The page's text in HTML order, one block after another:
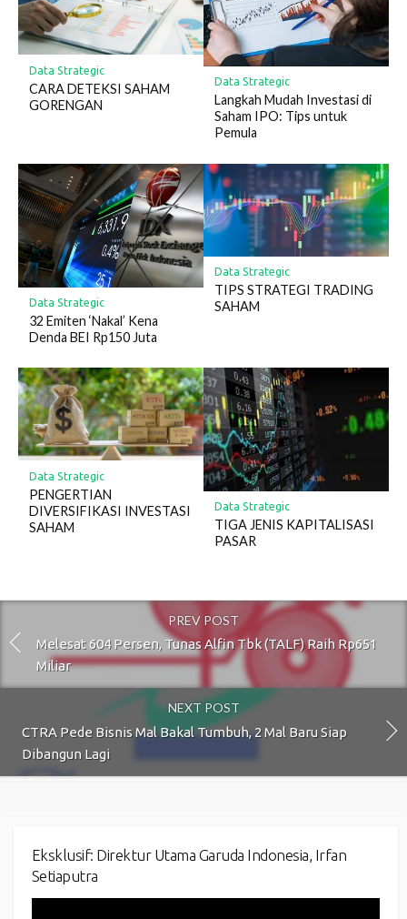
Data Strategic
CARA DETEKSI SAHAM
GORENGAN
Data Strategic
Langkah Mudah Investasi di
Saham IPO: Tips untuk
Pemula
Data Strategic
32 Emiten ‘Nakal’ Kena
Denda BEI Rp150 Juta
Data Strategic
TIPS STRATEGI TRADING
SAHAM
Data Strategic
PENGERTIAN
DIVERSIFIKASI INVESTASI
SAHAM
Data Strategic
TIGA JENIS KAPITALISASI
PASAR
PREV POST
Melesat 604 Persen, Tunas Alfin Tbk (TALF) Raih Rp651
Miliar
NEXT POST
CTRA Pede Bisnis Mal Bakal Tumbuh, 2 Mal Baru Siap
Dibangun Lagi
Eksklusif: Direktur Utama Garuda Indonesia, Irfan
Setiaputra